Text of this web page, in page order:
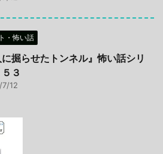
・怖い話
に掘らせたトンネル』怖い話シリ
３
7/12